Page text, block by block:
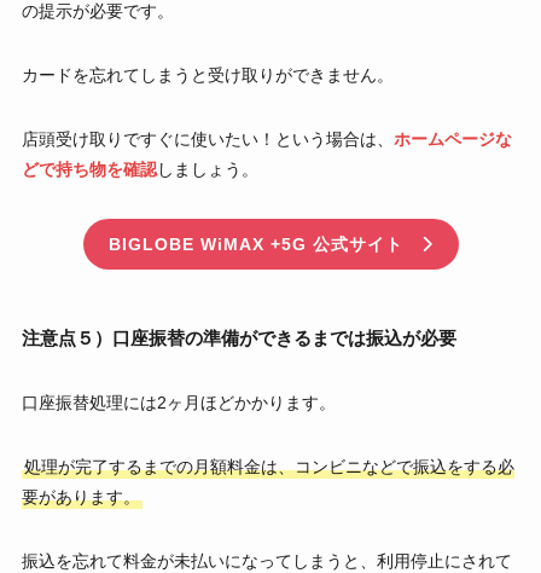
の提示が必要です。
カードを忘れてしまうと受け取りができません。
店頭受け取りですぐに使いたい！という場合は、 ホームページな
どで持ち物を確認しましょう。
BIGLOBE WiMAX +5G 公式サイト
注意点５）口座振替の準備ができるまでは振込が必要
口座振替処理には2ヶ月ほどかかります。
処理が完了するまでの月額料金は、コンビニなどで振込をする必
要があります。
振込を忘れて料金が未払いになってしまうと、利用停止にされて